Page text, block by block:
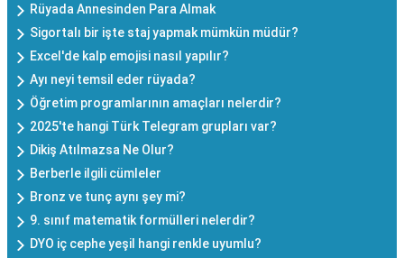
Rüyada Annesinden Para Almak
Sigortalı bir işte staj yapmak mümkün müdür?
Excel'de kalp emojisi nasıl yapılır?
Ayı neyi temsil eder rüyada?
Öğretim programlarının amaçları nelerdir?
2025'te hangi Türk Telegram grupları var?
Dikiş Atılmazsa Ne Olur?
Berberle ilgili cümleler
Bronz ve tunç aynı şey mi?
9. sınıf matematik formülleri nelerdir?
DYO iç cephe yeşil hangi renkle uyumlu?